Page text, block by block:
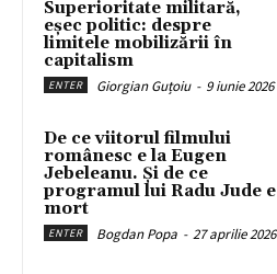
Superioritate militară,
eșec politic: despre
limitele mobilizării în
capitalism
ENTER Giorgian Guțoiu - 9 iunie 2026
De ce viitorul filmului
românesc e la Eugen
Jebeleanu. Și de ce
programul lui Radu Jude e
mort
ENTER Bogdan Popa - 27 aprilie 2026